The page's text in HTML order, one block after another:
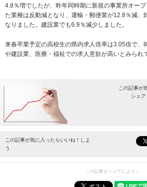
4.8％増でしたが、昨年同時期に新規の事業所オー
た業種は反動減となり、運輸・郵便業が12.8％減、
なりました。建設業でも6.9％減少しました。
来春卒業予定の高校生の県内求人倍率は3.05倍で、
や建設業、医療・福祉での求人意欲が高いとみられ
この記事が
シェア
最新情報を
この記事が気に入ったらいいね！しよ
う
この記事をシェアしよう！